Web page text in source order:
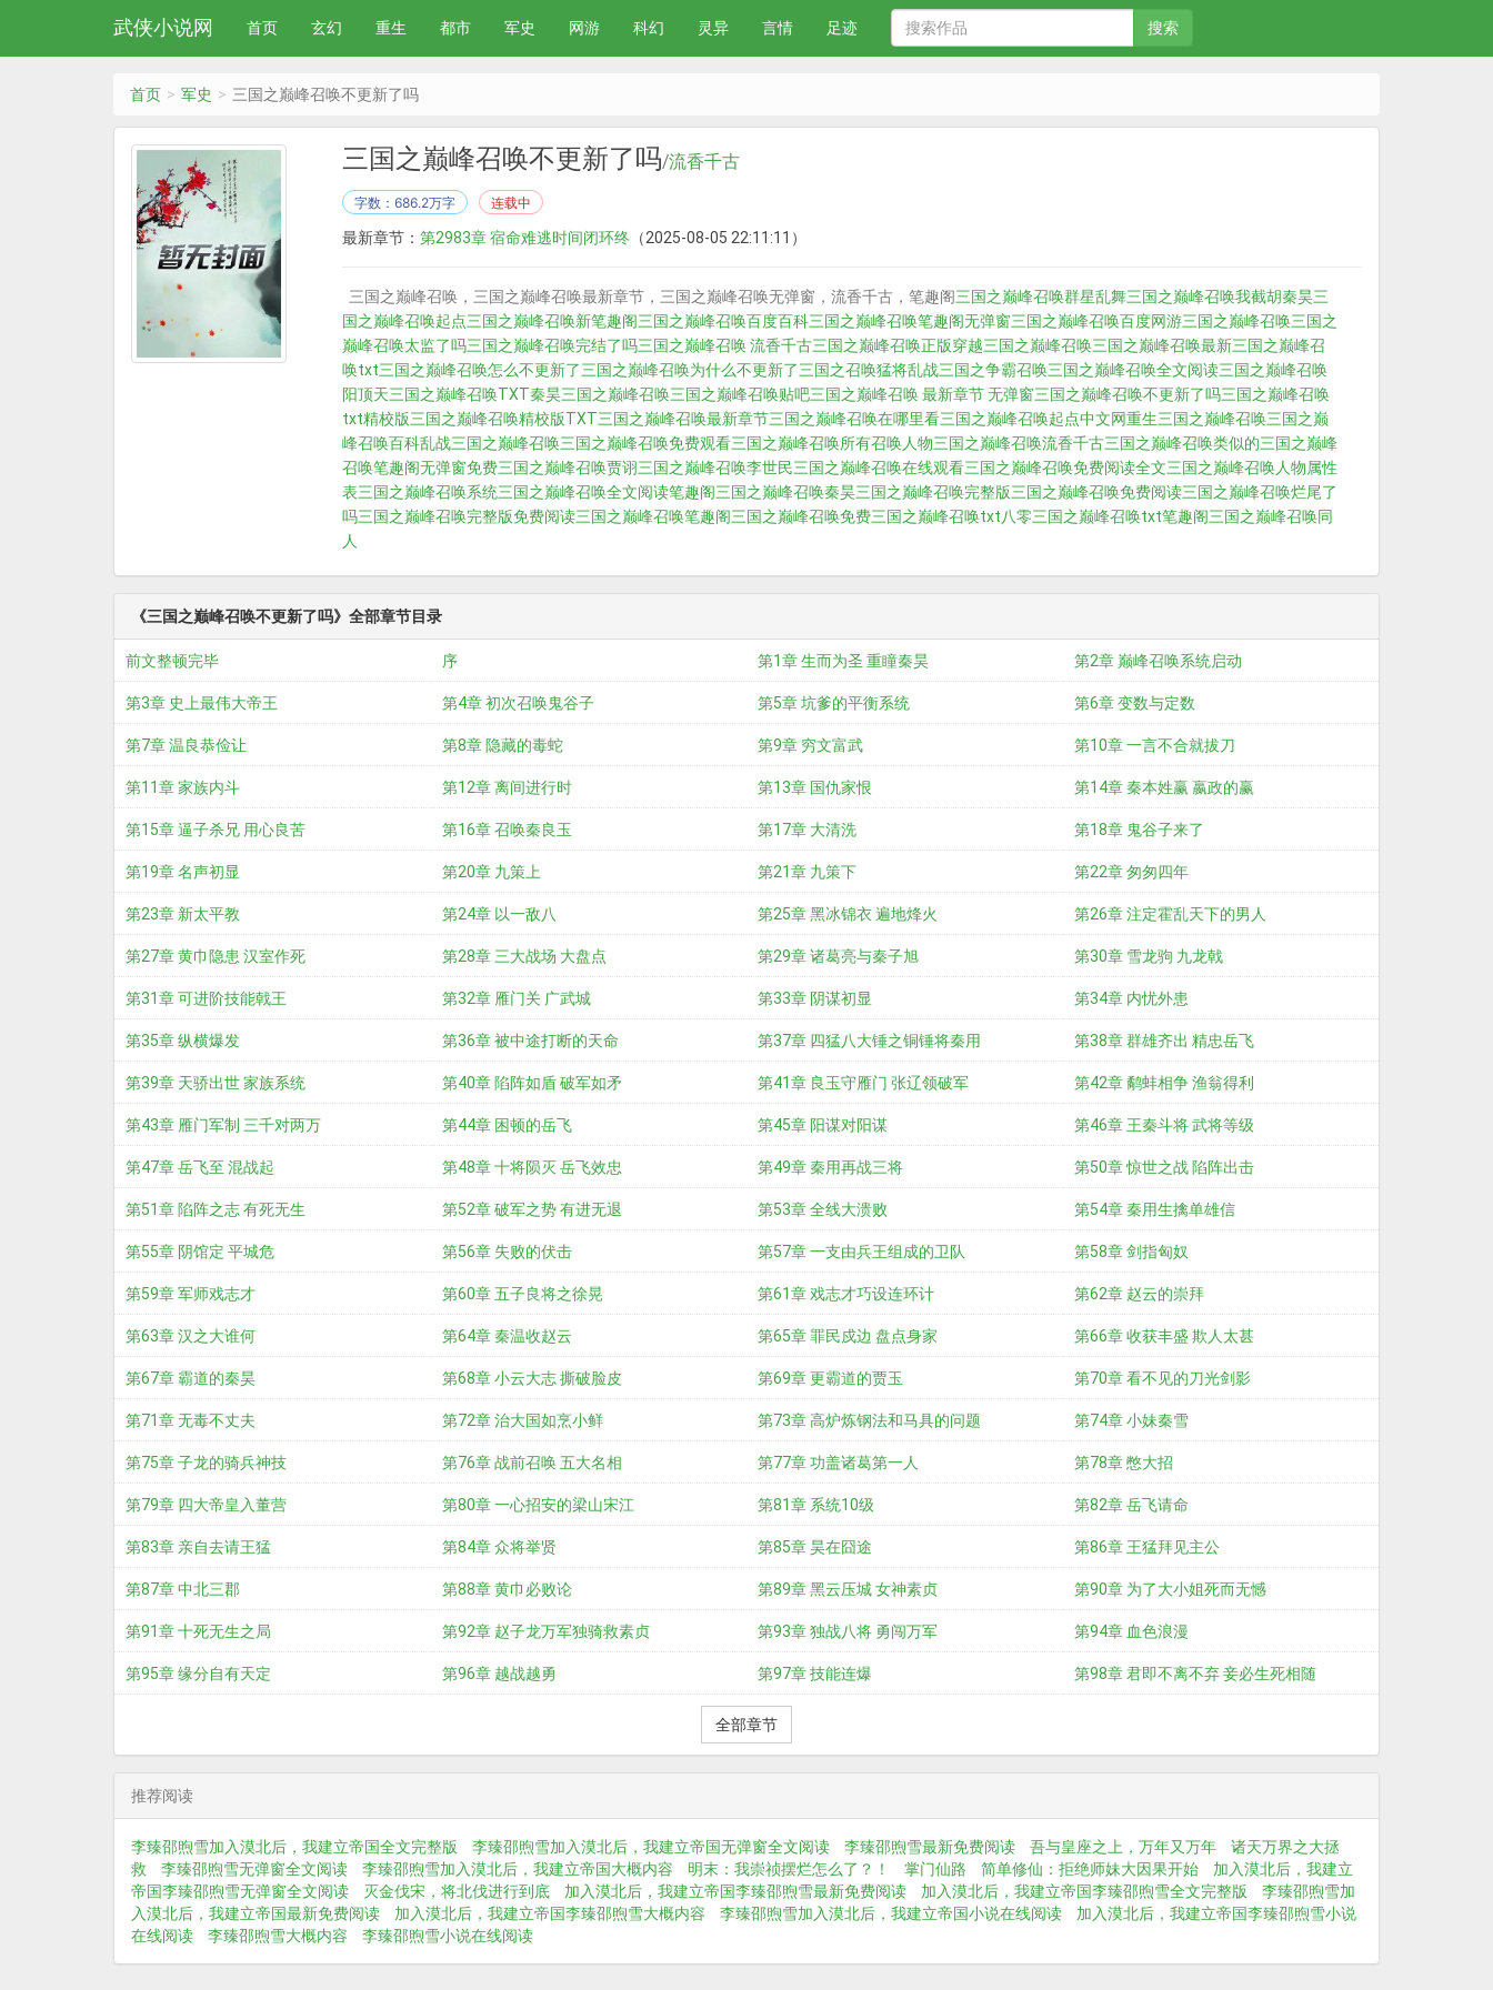
武侠小说网 首页 玄幻 重生 都市 军史 网游 科幻 灵异 言情 足迹 搜索
首页 军史 三国之巅峰召唤不更新了吗
三国之巅峰召唤不更新了吗/流香千古
字数：686.2万字 连载中
最新章节： 第2983章 宿命难逃时间闭环终 （2025-08-05 22:11:11）
三国之巅峰召唤，三国之巅峰召唤最新章节，三国之巅峰召唤无弹窗，流香千古，笔趣阁三国之巅峰召唤群星乱舞三国之巅峰召唤我截胡秦昊三
国之巅峰召唤起点三国之巅峰召唤新笔趣阁三国之巅峰召唤百度百科三国之巅峰召唤笔趣阁无弹窗三国之巅峰召唤百度网游三国之巅峰召唤三国之
巅峰召唤太监了吗三国之巅峰召唤完结了吗三国之巅峰召唤 流香千古三国之巅峰召唤正版穿越三国之巅峰召唤三国之巅峰召唤最新三国之巅峰召
唤txt三国之巅峰召唤怎么不更新了三国之巅峰召唤为什么不更新了三国之召唤猛将乱战三国之争霸召唤三国之巅峰召唤全文阅读三国之巅峰召唤
阳顶天三国之巅峰召唤TXT秦昊三国之巅峰召唤三国之巅峰召唤贴吧三国之巅峰召唤 最新章节 无弹窗三国之巅峰召唤不更新了吗三国之巅峰召唤
txt精校版三国之巅峰召唤精校版TXT三国之巅峰召唤最新章节三国之巅峰召唤在哪里看三国之巅峰召唤起点中文网重生三国之巅峰召唤三国之巅
峰召唤百科乱战三国之巅峰召唤三国之巅峰召唤免费观看三国之巅峰召唤所有召唤人物三国之巅峰召唤流香千古三国之巅峰召唤类似的三国之巅峰
召唤笔趣阁无弹窗免费三国之巅峰召唤贾诩三国之巅峰召唤李世民三国之巅峰召唤在线观看三国之巅峰召唤免费阅读全文三国之巅峰召唤人物属性
表三国之巅峰召唤系统三国之巅峰召唤全文阅读笔趣阁三国之巅峰召唤秦昊三国之巅峰召唤完整版三国之巅峰召唤免费阅读三国之巅峰召唤烂尾了
吗三国之巅峰召唤完整版免费阅读三国之巅峰召唤笔趣阁三国之巅峰召唤免费三国之巅峰召唤txt八零三国之巅峰召唤txt笔趣阁三国之巅峰召唤同
人
《三国之巅峰召唤不更新了吗》全部章节目录
前文整顿完毕 序 第1章 生而为圣 重瞳秦昊 第2章 巅峰召唤系统启动
第3章 史上最伟大帝王 第4章 初次召唤鬼谷子 第5章 坑爹的平衡系统 第6章 变数与定数
第7章 温良恭俭让 第8章 隐藏的毒蛇 第9章 穷文富武 第10章 一言不合就拔刀
第11章 家族内斗 第12章 离间进行时 第13章 国仇家恨 第14章 秦本姓赢 嬴政的赢
第15章 逼子杀兄 用心良苦 第16章 召唤秦良玉 第17章 大清洗 第18章 鬼谷子来了
第19章 名声初显 第20章 九策上 第21章 九策下 第22章 匆匆四年
第23章 新太平教 第24章 以一敌八 第25章 黑冰锦衣 遍地烽火 第26章 注定霍乱天下的男人
第27章 黄巾隐患 汉室作死 第28章 三大战场 大盘点 第29章 诸葛亮与秦子旭 第30章 雪龙驹 九龙戟
第31章 可进阶技能戟王 第32章 雁门关 广武城 第33章 阴谋初显 第34章 内忧外患
第35章 纵横爆发 第36章 被中途打断的天命 第37章 四猛八大锤之铜锤将秦用 第38章 群雄齐出 精忠岳飞
第39章 天骄出世 家族系统 第40章 陷阵如盾 破军如矛 第41章 良玉守雁门 张辽领破军 第42章 鹬蚌相争 渔翁得利
第43章 雁门军制 三千对两万 第44章 困顿的岳飞 第45章 阳谋对阳谋 第46章 王秦斗将 武将等级
第47章 岳飞至 混战起 第48章 十将陨灭 岳飞效忠 第49章 秦用再战三将 第50章 惊世之战 陷阵出击
第51章 陷阵之志 有死无生 第52章 破军之势 有进无退 第53章 全线大溃败 第54章 秦用生擒单雄信
第55章 阴馆定 平城危 第56章 失败的伏击 第57章 一支由兵王组成的卫队 第58章 剑指匈奴
第59章 军师戏志才 第60章 五子良将之徐晃 第61章 戏志才巧设连环计 第62章 赵云的崇拜
第63章 汉之大谁何 第64章 秦温收赵云 第65章 罪民戍边 盘点身家 第66章 收获丰盛 欺人太甚
第67章 霸道的秦昊 第68章 小云大志 撕破脸皮 第69章 更霸道的贾玉 第70章 看不见的刀光剑影
第71章 无毒不丈夫 第72章 治大国如烹小鲜 第73章 高炉炼钢法和马具的问题 第74章 小妹秦雪
第75章 子龙的骑兵神技 第76章 战前召唤 五大名相 第77章 功盖诸葛第一人 第78章 憋大招
第79章 四大帝皇入董营 第80章 一心招安的梁山宋江 第81章 系统10级 第82章 岳飞请命
第83章 亲自去请王猛 第84章 众将举贤 第85章 昊在囧途 第86章 王猛拜见主公
第87章 中北三郡 第88章 黄巾必败论 第89章 黑云压城 女神素贞 第90章 为了大小姐死而无憾
第91章 十死无生之局 第92章 赵子龙万军独骑救素贞 第93章 独战八将 勇闯万军 第94章 血色浪漫
第95章 缘分自有天定 第96章 越战越勇 第97章 技能连爆 第98章 君即不离不弃 妾必生死相随
全部章节
推荐阅读
李臻邵煦雪加入漠北后，我建立帝国全文完整版 李臻邵煦雪加入漠北后，我建立帝国无弹窗全文阅读 李臻邵煦雪最新免费阅读 吾与皇座之上，万年又万年
诸天万界之大拯
救
李臻邵煦雪无弹窗全文阅读 李臻邵煦雪加入漠北后，我建立帝国大概内容 明末：我崇祯摆烂怎么了？！ 掌门仙路 简单修仙：拒绝师妹大因果开始
加入漠北后，我建立
帝国李臻邵煦雪无弹窗全文阅读
灭金伐宋，将北伐进行到底 加入漠北后，我建立帝国李臻邵煦雪最新免费阅读 加入漠北后，我建立帝国李臻邵煦雪全文完整版
李臻邵煦雪加
入漠北后，我建立帝国最新免费阅读
加入漠北后，我建立帝国李臻邵煦雪大概内容 李臻邵煦雪加入漠北后，我建立帝国小说在线阅读
加入漠北后，我建立帝国李臻邵煦雪小说
在线阅读
李臻邵煦雪大概内容 李臻邵煦雪小说在线阅读